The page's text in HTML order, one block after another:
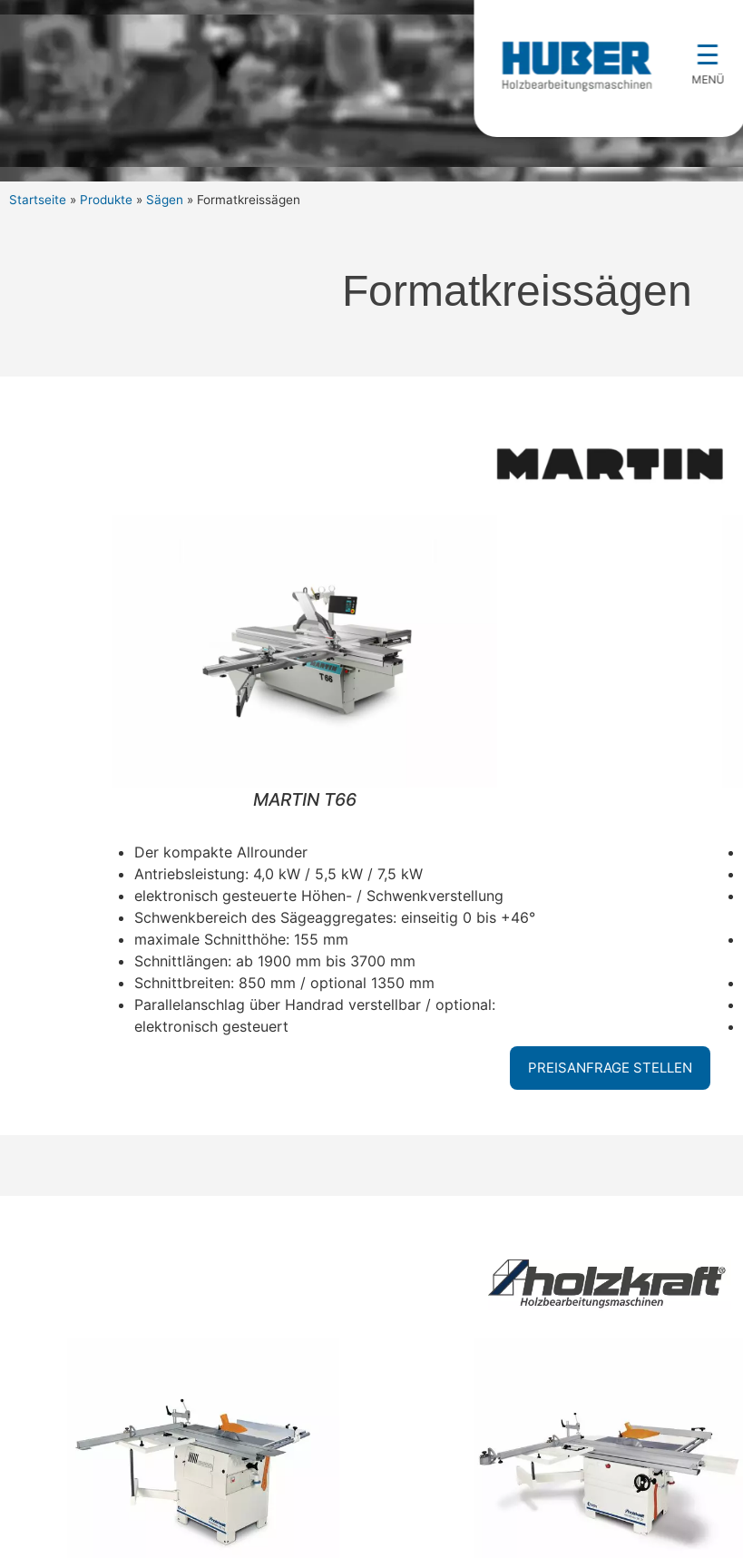
☰
MENÜ
Startseite » Produkte » Sägen » Formatkreissägen
Formatkreissägen
MARTIN T66
Der kompakte Allrounder
Antriebsleistung: 4,0 kW / 5,5 kW / 7,5 kW
elektronisch gesteuerte Höhen- / Schwenkverstellung
Schwenkbereich des Sägeaggregates: einseitig 0 bis +46°
maximale Schnitthöhe: 155 mm
Schnittlängen: ab 1900 mm bis 3700 mm
Schnittbreiten: 850 mm / optional 1350 mm
Parallelanschlag über Handrad verstellbar / optional:
elektronisch gesteuert
PREISANFRAGE STELLEN